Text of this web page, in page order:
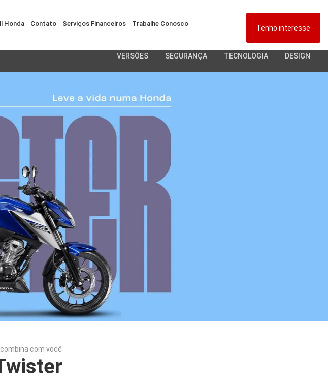
Honda Contato Serviços Financeiros Trabalhe Conosco
Tenho interesse
VERSÕES SEGURANÇA TECNOLOGIA DESIGN
com você